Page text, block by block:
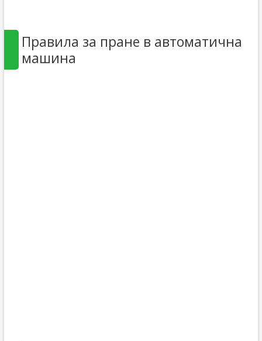
Правила за пране в автоматична
машина